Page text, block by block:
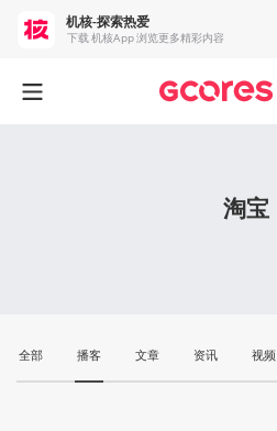
淘宝
全部 播客 文章 资讯 视频
机核-探索热爱
下载 机核App 浏览更多精彩内容